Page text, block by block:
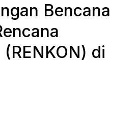
Bencana
di